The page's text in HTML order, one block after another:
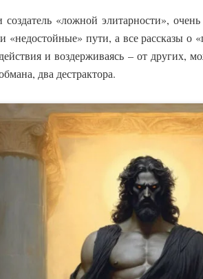
создатель «ложной элитарности»,
«недостойные» пути, а все рассказы о
и воздерживаясь – от других,
два дестрактора.